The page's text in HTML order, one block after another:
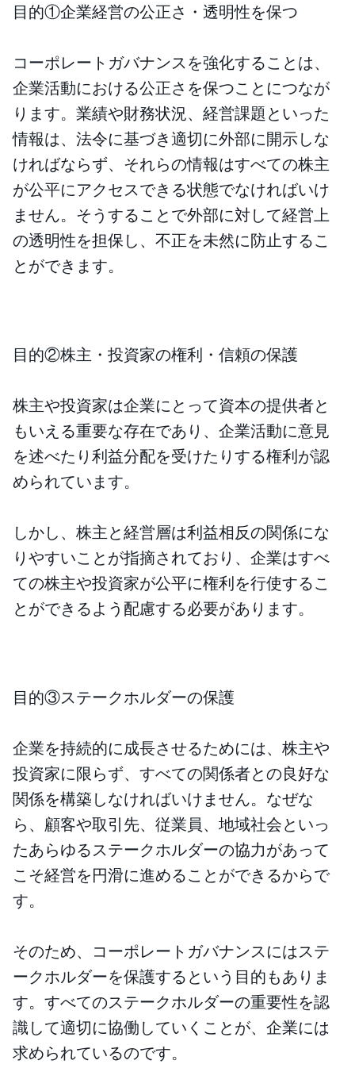
目的①企業経営の公正さ・透明性を保つ
コーポレートガバナンスを強化することは、
企業活動における公正さを保つことにつなが
ります。業績や財務状況、経営課題といった
情報は、法令に基づき適切に外部に開示しな
ければならず、それらの情報はすべての株主
が公平にアクセスできる状態でなければいけ
ません。そうすることで外部に対して経営上
の透明性を担保し、不正を未然に防止するこ
とができます。
目的②株主・投資家の権利・信頼の保護
株主や投資家は企業にとって資本の提供者と
もいえる重要な存在であり、企業活動に意見
を述べたり利益分配を受けたりする権利が認
められています。
しかし、株主と経営層は利益相反の関係にな
りやすいことが指摘されており、企業はすべ
ての株主や投資家が公平に権利を行使するこ
とができるよう配慮する必要があります。
目的③ステークホルダーの保護
企業を持続的に成長させるためには、株主や
投資家に限らず、すべての関係者との良好な
関係を構築しなければいけません。なぜな
ら、顧客や取引先、従業員、地域社会といっ
たあらゆるステークホルダーの協力があって
こそ経営を円滑に進めることができるからで
す。
そのため、コーポレートガバナンスにはステ
ークホルダーを保護するという目的もありま
す。すべてのステークホルダーの重要性を認
識して適切に協働していくことが、企業には
求められているのです。